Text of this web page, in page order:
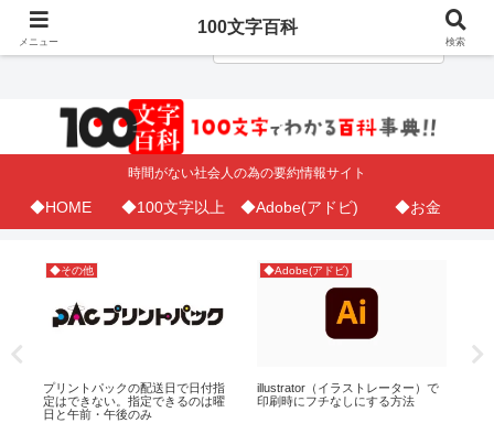
時間がない社会人の為の要約情報サイト
◆HOME ◆100文字以上 ◆Adobe(アドビ) ◆お金
◆その他
プリントパックの配送日で日付指
定はできない。指定できるのは曜
日と午前・午後のみ
◆Adobe(アドビ)
illustrator（イラストレーター）で
印刷時にフチなしにする方法
メニュー
100文字百科
検索